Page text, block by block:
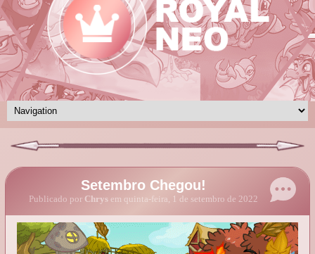
Setembro Chegou!
Publicado por Chrysem quinta-feira, 1 de setembro de 2022